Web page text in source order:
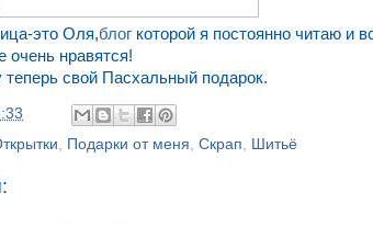
это Оля,блог которой я постоянно читаю и
очень нравятся!
свой Пасхальный подарок.
Подарки от меня Скрап Шитьё